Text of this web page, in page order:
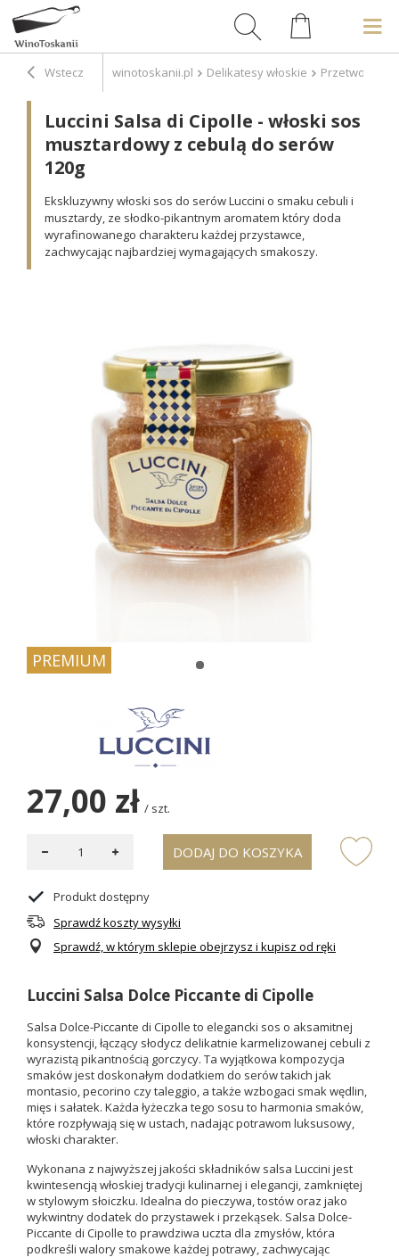
Wstecz winotoskanii.pl Delikatesy włoskie Przetwory
Luccini Salsa di Cipolle - włoski sos
musztardowy z cebulą do serów
120g
Ekskluzywny włoski sos do serów Luccini o smaku cebuli i
musztardy, ze słodko-pikantnym aromatem który doda
wyrafinowanego charakteru każdej przystawce,
zachwycając najbardziej wymagających smakoszy.
PREMIUM
27,00 zł / szt.
DODAJ DO KOSZYKA
Produkt dostępny
Sprawdź koszty wysyłki
Sprawdź, w którym sklepie obejrzysz i kupisz od ręki
Luccini Salsa Dolce Piccante di Cipolle
Salsa Dolce-Piccante di Cipolle to elegancki sos o aksamitnej
konsystencji, łączący słodycz delikatnie karmelizowanej cebuli z
wyrazistą pikantnością gorczycy. Ta wyjątkowa kompozycja
smaków jest doskonałym dodatkiem do serów takich jak
montasio, pecorino czy taleggio, a także wzbogaci smak wędlin,
mięs i sałatek. Każda łyżeczka tego sosu to harmonia smaków,
które rozpływają się w ustach, nadając potrawom luksusowy,
włoski charakter.
Wykonana z najwyższej jakości składników salsa Luccini jest
kwintesencją włoskiej tradycji kulinarnej i elegancji, zamkniętej
w stylowym słoiczku. Idealna do pieczywa, tostów oraz jako
wykwintny dodatek do przystawek i przekąsek. Salsa Dolce-
Piccante di Cipolle to prawdziwa uczta dla zmysłów, która
podkreśli walory smakowe każdej potrawy, zachwycając